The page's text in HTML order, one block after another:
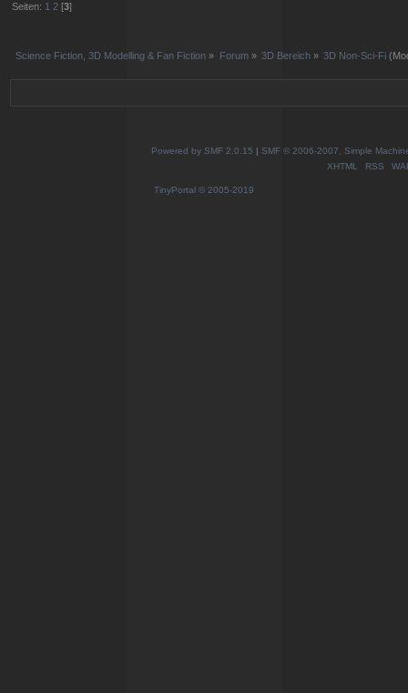
Seiten: 1 2 [3]
Science Fiction, 3D Modelling & Fan Fiction » Forum» 3D Bereich » 3D Non-Sci-Fi
Powered by SMF 2.0.15 | SMF © 2006-2007, Simple
XHTML
RSS
TinyPortal © 2005-2019